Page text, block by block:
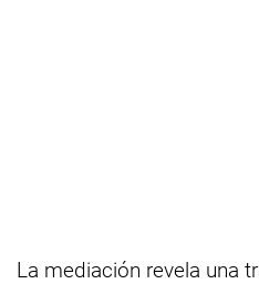
La mediación revela una